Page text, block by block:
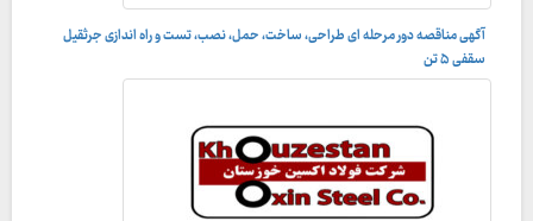
آگهی مناقصه دور مرحله ای طراحی، ساخت، حمل، نصب، تست و راه اندازى جرثقيل
سقفى ۵ تن